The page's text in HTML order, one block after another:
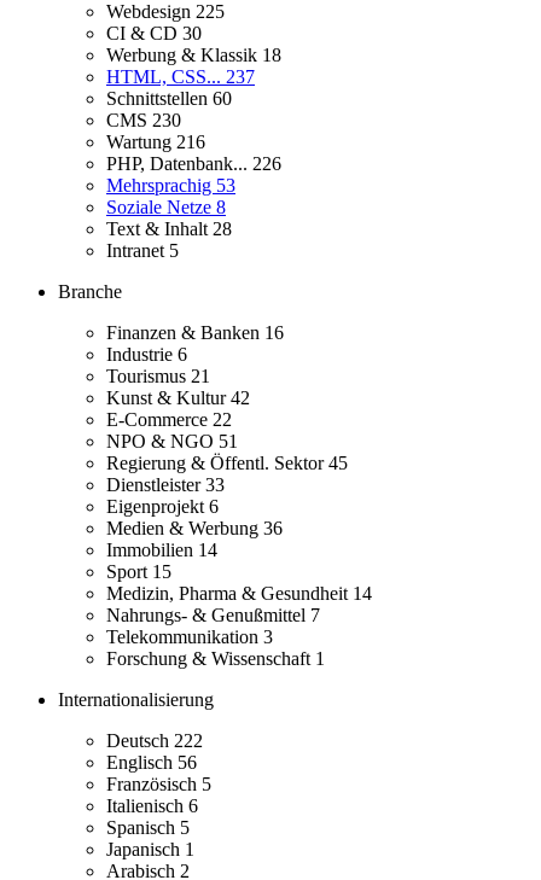
Webdesign 225
CI & CD 30
Werbung & Klassik 18
HTML, CSS... 237
Schnittstellen 60
CMS 230
Wartung 216
PHP, Datenbank... 226
Mehrsprachig 53
Soziale Netze 8
Text & Inhalt 28
Intranet 5
Branche
Finanzen & Banken 16
Industrie 6
Tourismus 21
Kunst & Kultur42
E-Commerce 22
NPO & NGO 51
Regierung & Öffentl. Sektor45
Dienstleister33
Eigenprojekt 6
Medien & Werbung 36
Immobilien 14
Sport 15
Medizin, Pharma & Gesundheit 14
Nahrungs- & Genußmittel 7
Telekommunikation 3
Forschung & Wissenschaft 1
Internationalisierung
Deutsch 222
Englisch 56
Französisch 5
Italienisch 6
Spanisch 5
Japanisch 1
Arabisch 2